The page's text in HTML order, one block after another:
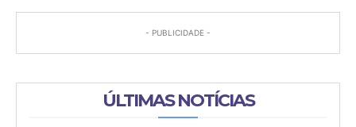
- PUBLICIDADE -
ÚLTIMAS NOTÍCIAS